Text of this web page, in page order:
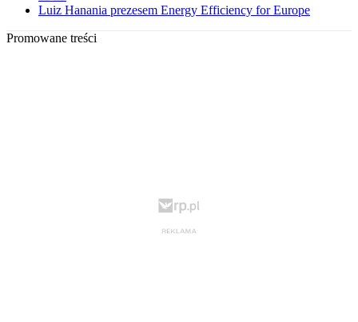
Luiz Hanania prezesem Energy Efficiency for Europe
Promowane treści